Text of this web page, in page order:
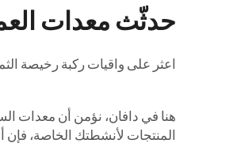
حدثّث معدات
اعثر على واقيات ركبة رخيصة
هنا في دافان، نؤمن أن معدات
المنتجات لأنشطتك الخاصة،